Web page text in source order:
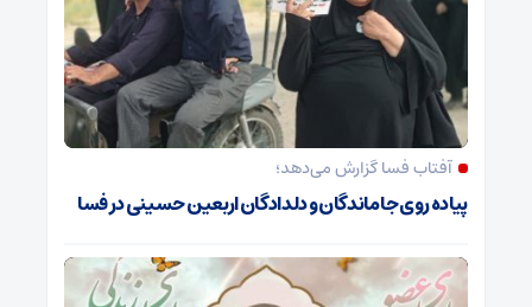
آفتاب فسا گزارش می‌دهد؛
پیاده روی جاماندگان و دلدادگان اربعین حسینی در فسا